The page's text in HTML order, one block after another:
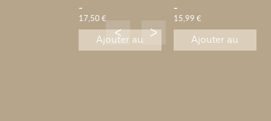
-
17,50 €
Ajouter au
-
15,99 €
Ajouter au